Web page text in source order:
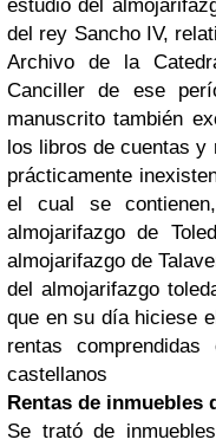
estudio del
del rey Sancho IV,
Archivo de la
Canciller de ese
manuscrito también
los libros de cuentas y
prácticamente
el cual se
almojarifazgo de
almojarifazgo de
del almojarifazgo
que en su día hiciese
rentas
castellanos
Rentas de inmuebles
Se trató de